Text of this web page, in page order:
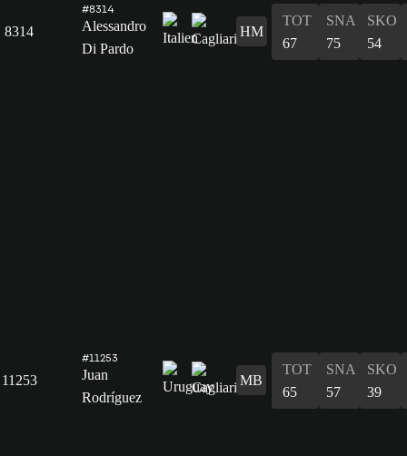
8314
#8314
Alessandro
Di Pardo
HM
TOT
67
SNA
75
SKO
54
11253
#11253
Juan
Rodríguez
MB
TOT
65
SNA
57
SKO
39